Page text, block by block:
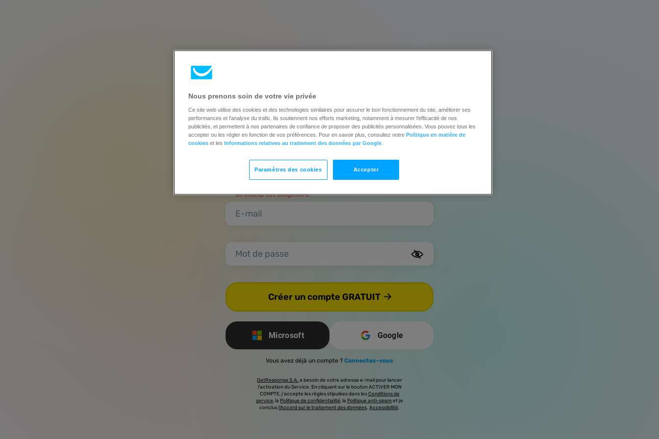
Créez un compte et
essayez toutes les fonctionnalités
gratuitement pendant 14 jours
Nom complet
Ce champ est obligatoire.
E-mail
Mot de passe
Créer un compte GRATUIT
Microsoft Google
Vous avez déjà un compte ? Connectez-vous
GetResponse S.A. a besoin de votre adresse e-mail pour lancer
l’activation du Service. En cliquant sur le bouton ACTIVER MON
COMPTE, j’accepte les règles stipulées dans lesConditions de
service, la Politique de confidentialité, la Politique anti-spamet je
conclus l’Accord sur le traitement des données. Accessibilité.
Nous prenons soin de votre vie privée
Ce site web utilise des cookies et des technologies similaires pour assurer le bon fonctionnement du site, améliorer ses
performances et l'analyse du trafic. Ils soutiennent nos efforts marketing, notamment à mesurer l'efficacité de nos
publicités, et permettent à nos partenaires de confiance de proposer des publicités personnalisées. Vous pouvez tous les
accepter ou les régler en fonction de vos préférences. Pour en savoir plus, consultez notre Politique en matière de
cookies et les Informations relatives au traitement des données par Google
Paramètres des cookies Accepter